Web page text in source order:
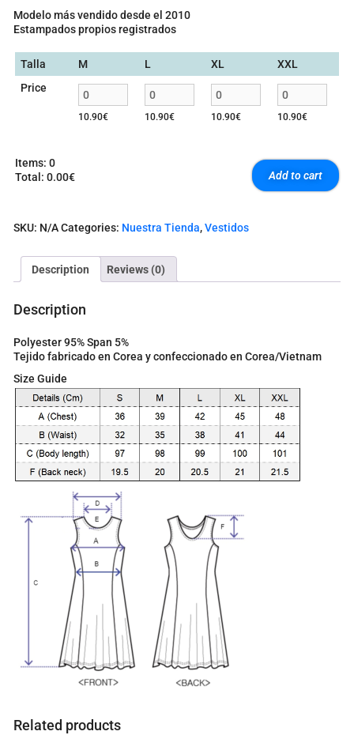
Modelo más vendido desde el 2010
Estampados propios registrados
Talla M L XL
XXL
Price
10.90€ 10.90€ 10.90€ 10.90€
Items: 0
Total : 0.00€
e
o
t
o
t
a
l
0
.
Add to cart
SKU: N/ACategories: Nuestra Tienda,Vestidos
Description Reviews (0)
Description
Polyester 95% Span 5%
Tejido fabricado en Corea y confeccionado en Corea/Vietnam
Size Guide
Related products